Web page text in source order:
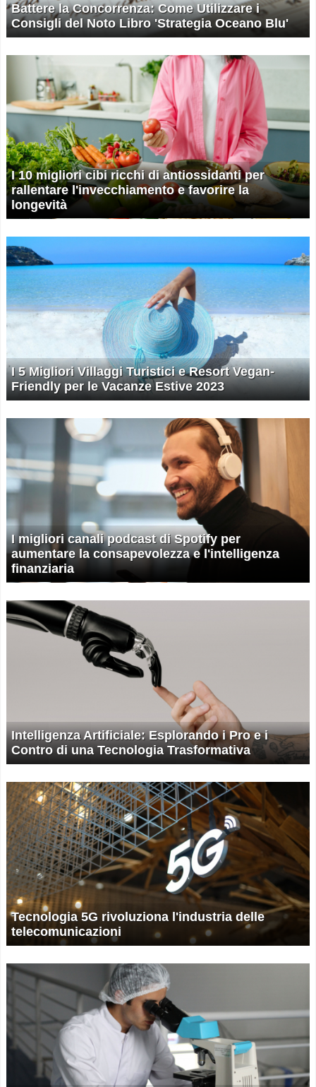
Battere la Concorrenza: Come Utilizzare i
Consigli del Noto Libro 'Strategia Oceano Blu'
I 10 migliori cibi ricchi di antiossidanti per
rallentare l'invecchiamento e favorire la
longevità
I 5 Migliori Villaggi Turistici e Resort Vegan-
Friendly per le Vacanze Estive 2023
I migliori canali podcast di Spotify per
aumentare la consapevolezza e l'intelligenza
finanziaria
Intelligenza Artificiale: Esplorando i Pro e i
Contro di una Tecnologia Trasformativa
Tecnologia 5G rivoluziona l'industria delle
telecomunicazioni